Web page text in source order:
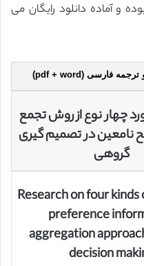
آن 10 صفحه بوده و آماده دانلود رایگان می
چهار نوع از روش تجمع
نامعین در تصمیم گیری
گروهی
Research on four
preference
aggregation
decision